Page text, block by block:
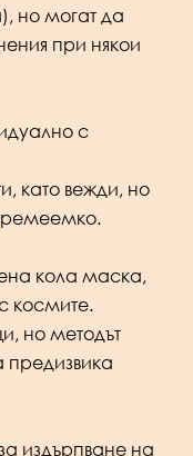
но могат да
при някои
с
като вежди, но
кола маска,
космите.
но методът
издърпване на